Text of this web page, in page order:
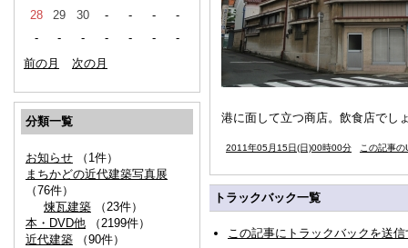
28
29 30 - - -
-
-
- - - - -
-
前の月
次の月
分類一覧
お知らせ （1件）
まちかどの近代建築写真展
（76件）
煉瓦建築 （23件）
本・DVD他 （2199件）
近代建築 （90件）
港に面して立つ商店。飲食店でし
2011年05月15日(日)00時00分 この記事の
トラックバック一覧
この記事にトラックバックを送信